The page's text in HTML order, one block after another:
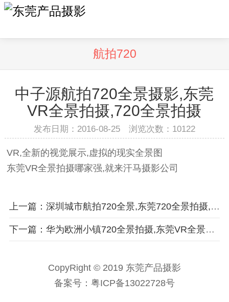
航拍720
中子源航拍720全景摄影,东莞
VR全景拍摄,720全景拍摄
发布日期：2016-08-25 浏览次数： 10122
VR,全新的视觉展示,虚拟的现实全景图
东莞VR全景拍摄哪家强,就来汗马摄影公司
上一篇：深圳城市航拍720全景,东莞720全景拍摄,VR拍摄
下一篇：华为欧洲小镇720全景拍摄,东莞VR全景拍摄,720全景摄影
CopyRight © 2019 东莞产品摄影
备案号： 粤ICP备13022728号